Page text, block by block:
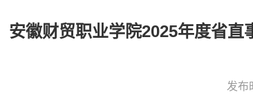
安徽财贸职业学院2025年度省
发布